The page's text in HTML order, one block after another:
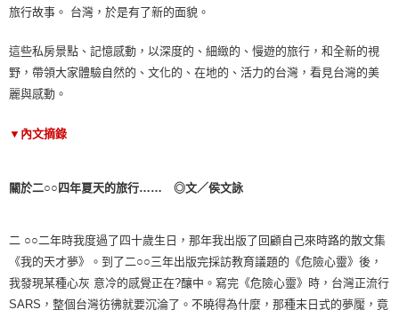
旅行故事。 台灣，於是有了新的面貌。
這些私房景點、記憶感動，以深度的、細緻的、慢遊的旅行，和全新的視
野，帶領大家體驗自然的、文化的、在地的、活力的台灣，看見台灣的美
麗與感動。
▼內文摘錄
關於二○○四年夏天的旅行…… ◎文／侯文詠
二 ○○二年時我度過了四十歲生日，那年我出版了回顧自己來時路的散文集
《我的天才夢》。到了二○○三年出版完採訪教育議題的《危險心靈》後，
我發現某種心灰 意冷的感覺正在?釀中。寫完《危險心靈》時，台灣正流行
SARS，整個台灣彷彿就要沉淪了。不曉得為什麼，那種末日式的夢魘，竟